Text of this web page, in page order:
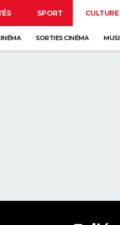
SPORT CULTURE
SORTIES CINÉMA